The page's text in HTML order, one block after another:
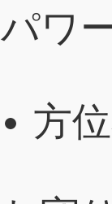
パワ
方